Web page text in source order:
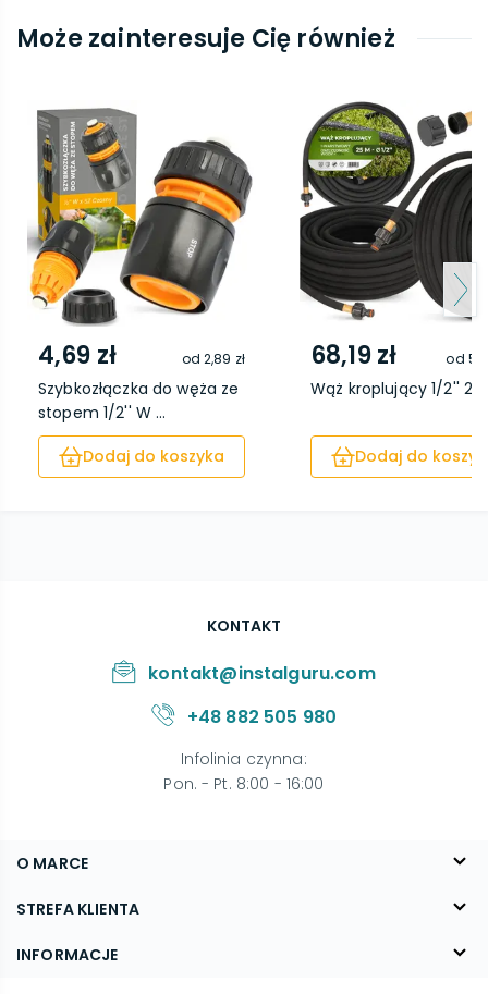
Może zainteresuje Cię również
4,69 zł od2,89 zł
Szybkozłączka do węża ze
stopem 1/2'' W ...
Dodaj do koszyka
68,19 zł od
Wąż kroplujący 1/2'' 25
Dodaj do
O MARCE
O nas
Blog
STREFA KLIENTA
FAQ
INFORMACJE
KONTAKT
kontakt@instalguru.com
+48 882 505 980
Infolinia czynna:
Pon. - Pt. 8:00 - 16:00